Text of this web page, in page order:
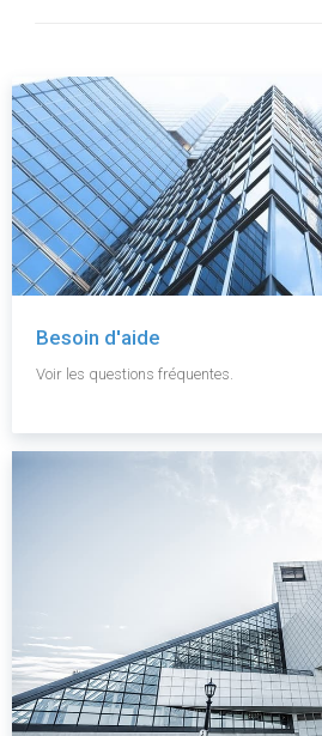
Besoin d'aide
Voir les questions fréquentes.